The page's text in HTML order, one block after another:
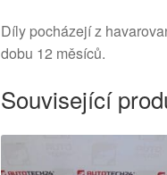
Díly pocházejí z
dobu 12 měsíců.
Související